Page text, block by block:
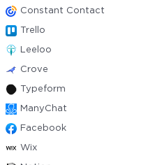
Constant Contact
Trello
Leeloo
Crove
Typeform
ManyChat
Facebook
Wix